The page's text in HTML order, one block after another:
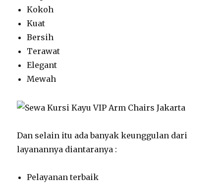
Kokoh
Kuat
Bersih
Terawat
Elegant
Mewah
Dan selain itu ada banyak keunggulan dari
layanannya diantaranya :
Pelayanan terbaik